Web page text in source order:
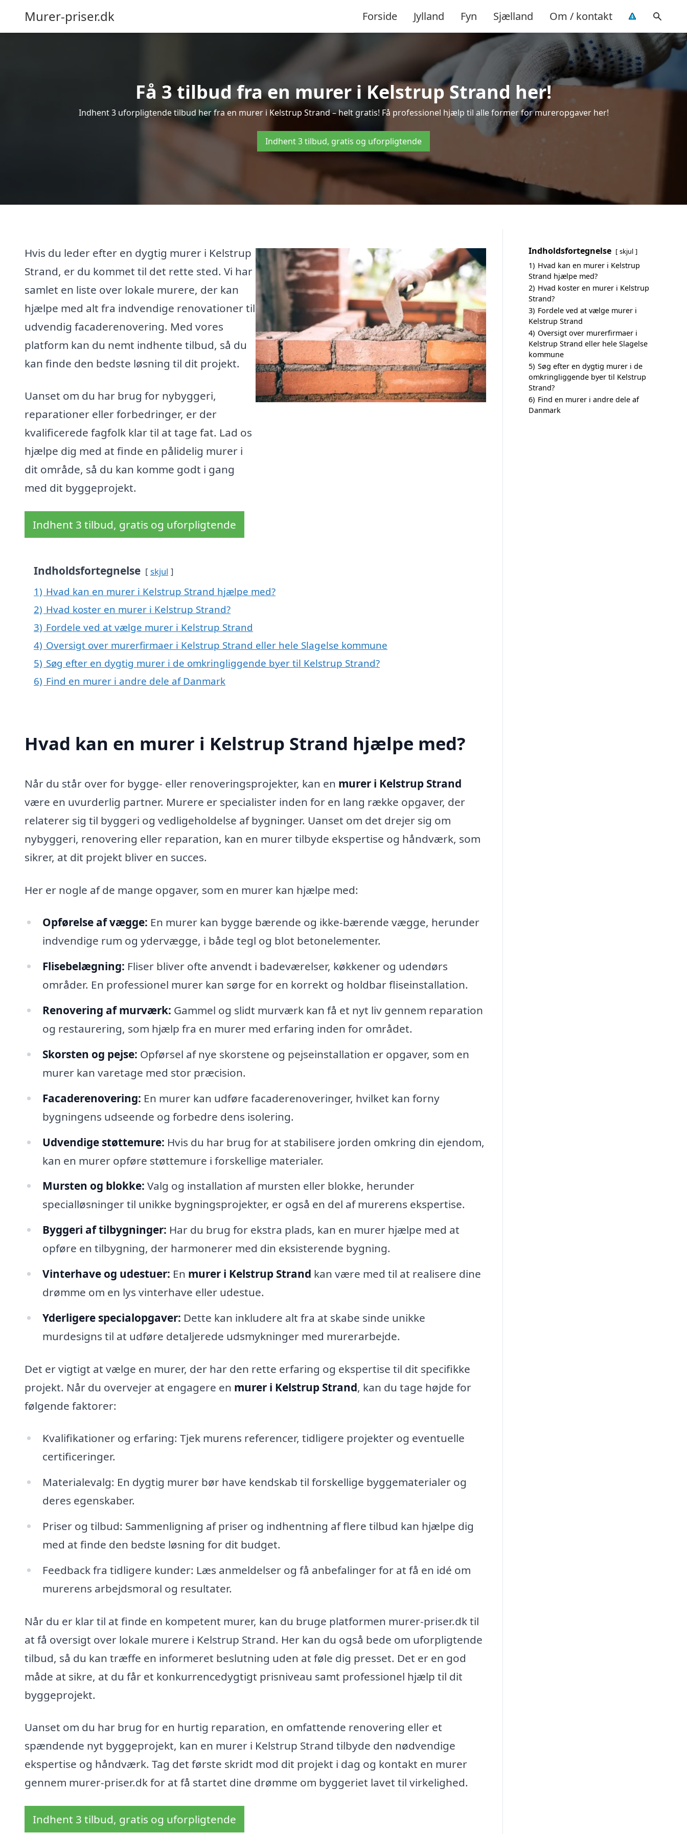
Murer-priser.dk Forside Jylland Fyn Sjælland Om / kontakt
Få 3 tilbud fra en murer i Kelstrup Strand her!
Indhent 3 uforpligtende tilbud her fra en murer i Kelstrup Strand – helt gratis! Få professionel hjælp til alle former for mureropgaver her!
Indhent 3 tilbud, gratis og uforpligtende
Hvis du leder efter en dygtig murer i Kelstrup
Strand, er du kommet til det rette sted. Vi har
samlet en liste over lokale murere, der kan
hjælpe med alt fra indvendige renovationer til
udvendig facaderenovering. Med vores
platform kan du nemt indhente tilbud, så du
kan finde den bedste løsning til dit projekt.
Uanset om du har brug for nybyggeri,
reparationer eller forbedringer, er der
kvalificerede fagfolk klar til at tage fat. Lad os
hjælpe dig med at finde en pålidelig murer i
dit område, så du kan komme godt i gang
med dit byggeprojekt.
Indhent 3 tilbud, gratis og uforpligtende
Indholdsfortegnelse skjul
1) Hvad kan en murer i Kelstrup Strand hjælpe med?
2) Hvad koster en murer i Kelstrup Strand?
3) Fordele ved at vælge murer i Kelstrup Strand
4) Oversigt over murerfirmaer i Kelstrup Strand eller hele Slagelse kommune
5) Søg efter en dygtig murer i de omkringliggende byer til Kelstrup Strand?
6) Find en murer i andre dele af Danmark
Hvad kan en murer i Kelstrup Strand hjælpe med?
Når du står over for bygge- eller renoveringsprojekter, kan en murer i Kelstrup Strand
være en uvurderlig partner. Murere er specialister inden for en lang række opgaver, der
relaterer sig til byggeri og vedligeholdelse af bygninger. Uanset om det drejer sig om
nybyggeri, renovering eller reparation, kan en murer tilbyde ekspertise og håndværk, som
sikrer, at dit projekt bliver en succes.
Her er nogle af de mange opgaver, som en murer kan hjælpe med:
Opførelse af vægge: En murer kan bygge bærende og ikke-bærende vægge, herunder
indvendige rum og ydervægge, i både tegl og blot betonelementer.
Flisebelægning: Fliser bliver ofte anvendt i badeværelser, køkkener og udendørs
områder. En professionel murer kan sørge for en korrekt og holdbar fliseinstallation.
Renovering af murværk: Gammel og slidt murværk kan få et nyt liv gennem reparation
og restaurering, som hjælp fra en murer med erfaring inden for området.
Skorsten og pejse: Opførsel af nye skorstene og pejseinstallation er opgaver, som en
murer kan varetage med stor præcision.
Facaderenovering: En murer kan udføre facaderenoveringer, hvilket kan forny
bygningens udseende og forbedre dens isolering.
Udvendige støttemure: Hvis du har brug for at stabilisere jorden omkring din ejendom,
kan en murer opføre støttemure i forskellige materialer.
Mursten og blokke: Valg og installation af mursten eller blokke, herunder
specialløsninger til unikke bygningsprojekter, er også en del af murerens ekspertise.
Byggeri af tilbygninger: Har du brug for ekstra plads, kan en murer hjælpe med at
opføre en tilbygning, der harmonerer med din eksisterende bygning.
Vinterhave og udestuer: En murer i Kelstrup Strand kan være med til at realisere dine
drømme om en lys vinterhave eller udestue.
Yderligere specialopgaver: Dette kan inkludere alt fra at skabe sinde unikke
murdesigns til at udføre detaljerede udsmykninger med murerarbejde.
Det er vigtigt at vælge en murer, der har den rette erfaring og ekspertise til dit specifikke
projekt. Når du overvejer at engagere en murer i Kelstrup Strand, kan du tage højde for
følgende faktorer:
Kvalifikationer og erfaring: Tjek murens referencer, tidligere projekter og eventuelle
certificeringer.
Materialevalg: En dygtig murer bør have kendskab til forskellige byggematerialer og
deres egenskaber.
Priser og tilbud: Sammenligning af priser og indhentning af flere tilbud kan hjælpe dig
med at finde den bedste løsning for dit budget.
Feedback fra tidligere kunder: Læs anmeldelser og få anbefalinger for at få en idé om
murerens arbejdsmoral og resultater.
Når du er klar til at finde en kompetent murer, kan du bruge platformen murer-priser.dk til
at få oversigt over lokale murere i Kelstrup Strand. Her kan du også bede om uforpligtende
tilbud, så du kan træffe en informeret beslutning uden at føle dig presset. Det er en god
måde at sikre, at du får et konkurrencedygtigt prisniveau samt professionel hjælp til dit
byggeprojekt.
Uanset om du har brug for en hurtig reparation, en omfattende renovering eller et
spændende nyt byggeprojekt, kan en murer i Kelstrup Strand tilbyde den nødvendige
ekspertise og håndværk. Tag det første skridt mod dit projekt i dag og kontakt en murer
gennem murer-priser.dk for at få startet dine drømme om byggeriet lavet til virkelighed.
Indhent 3 tilbud, gratis og uforpligtende
Indholdsfortegnelse skjul
1) Hvad kan en murer i Kelstrup
Strand hjælpe med?
2) Hvad koster en murer i Kelstrup
Strand?
3) Fordele ved at vælge murer i
Kelstrup Strand
4) Oversigt over murerfirmaer i
Kelstrup Strand eller hele Slagelse
kommune
5) Søg efter en dygtig murer i de
omkringliggende byer til Kelstrup
Strand?
6) Find en murer i andre dele af
Danmark